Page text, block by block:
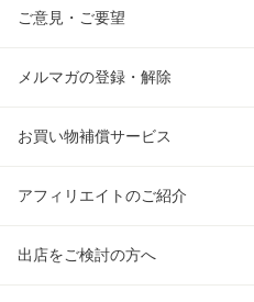
ご意見・ご要望
メルマガの登録・解除
お買い物補償サービス
アフィリエイトのご紹介
出店をご検討の方へ